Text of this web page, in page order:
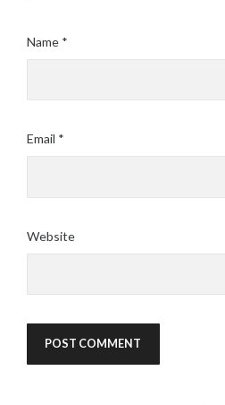
Name *
Email *
Website